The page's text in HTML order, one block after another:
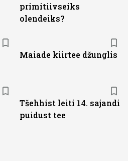
primitiivseiks
olendeiks?
Maiade kiirtee džunglis
Tšehhist leiti 14. sajandi
puidust tee